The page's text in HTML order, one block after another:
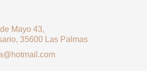
Mayo 43,
35600 Las Palmas